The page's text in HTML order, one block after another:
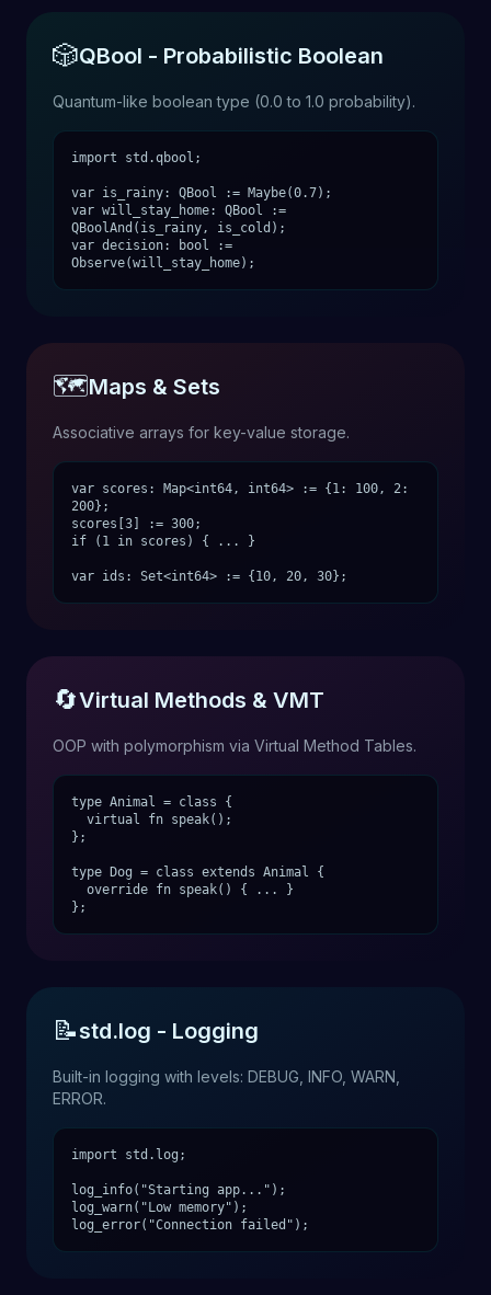
🎲QBool - Probabilistic Boolean
Quantum-like boolean type (0.0 to 1.0 probability).
import std.qbool;
var is_rainy: QBool := Maybe(0.7);
var will_stay_home: QBool :=
QBoolAnd(is_rainy, is_cold);
var decision: bool :=
Observe(will_stay_home);
🗺️Maps & Sets
Associative arrays for key-value storage.
var scores: Map<int64, int64> := {1: 100, 2:
200};
scores[3] := 300;
if (1 in scores) { ... }
var ids: Set<int64> := {10, 20, 30};
🔄Virtual Methods & VMT
OOP with polymorphism via Virtual Method Tables.
type Animal = class {
virtual fn speak();
};
type Dog = class extends Animal {
override fn speak() { ... }
};
📝std.log - Logging
Built-in logging with levels: DEBUG, INFO, WARN,
ERROR.
import std.log;
log_info("Starting app...");
log_warn("Low memory");
log_error("Connection failed");